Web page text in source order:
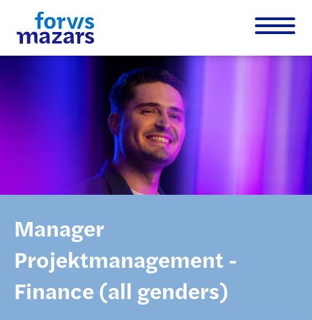
Manager
Projektmanagement -
Finance (all genders)